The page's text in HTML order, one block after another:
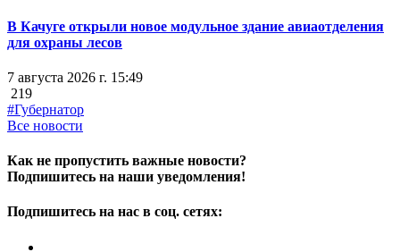
В Качуге открыли новое модульное здание авиаотделения
для охраны лесов
7 августа 2026 г. 15:49
219
#Губернатор
Все новости
Как не пропустить важные новости?
Подпишитесь на наши уведомления!
Подпишитесь на нас в соц. сетях: